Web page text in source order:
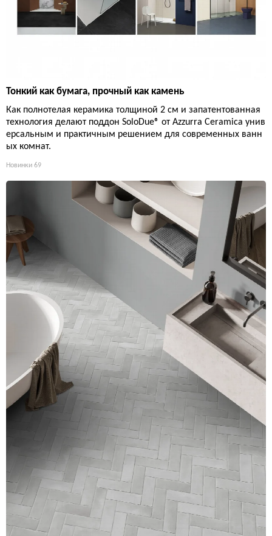
Тонкий как бумага, прочный как камень
Как полнотелая керамика толщиной 2 см и запатентованная
технология делают поддон SoloDue® от Azzurra Ceramica унив
ерсальным и практичным решением для современных ванн
ых комнат.
Новинки 69